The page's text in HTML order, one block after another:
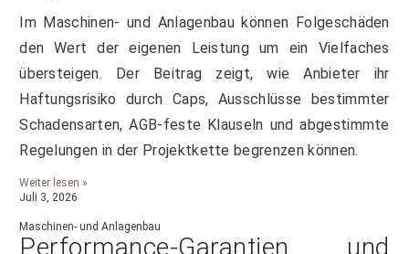
Im Maschinen- und Anlagenbau können Folgeschäden
den Wert der eigenen Leistung um ein Vielfaches
übersteigen. Der Beitrag zeigt, wie Anbieter ihr
Haftungsrisiko durch Caps, Ausschlüsse bestimmter
Schadensarten, AGB-feste Klauseln und abgestimmte
Regelungen in der Projektkette begrenzen können.
Weiter lesen »
Juli 3, 2026
Maschinen- und Anlagenbau
Performance-Garantien und